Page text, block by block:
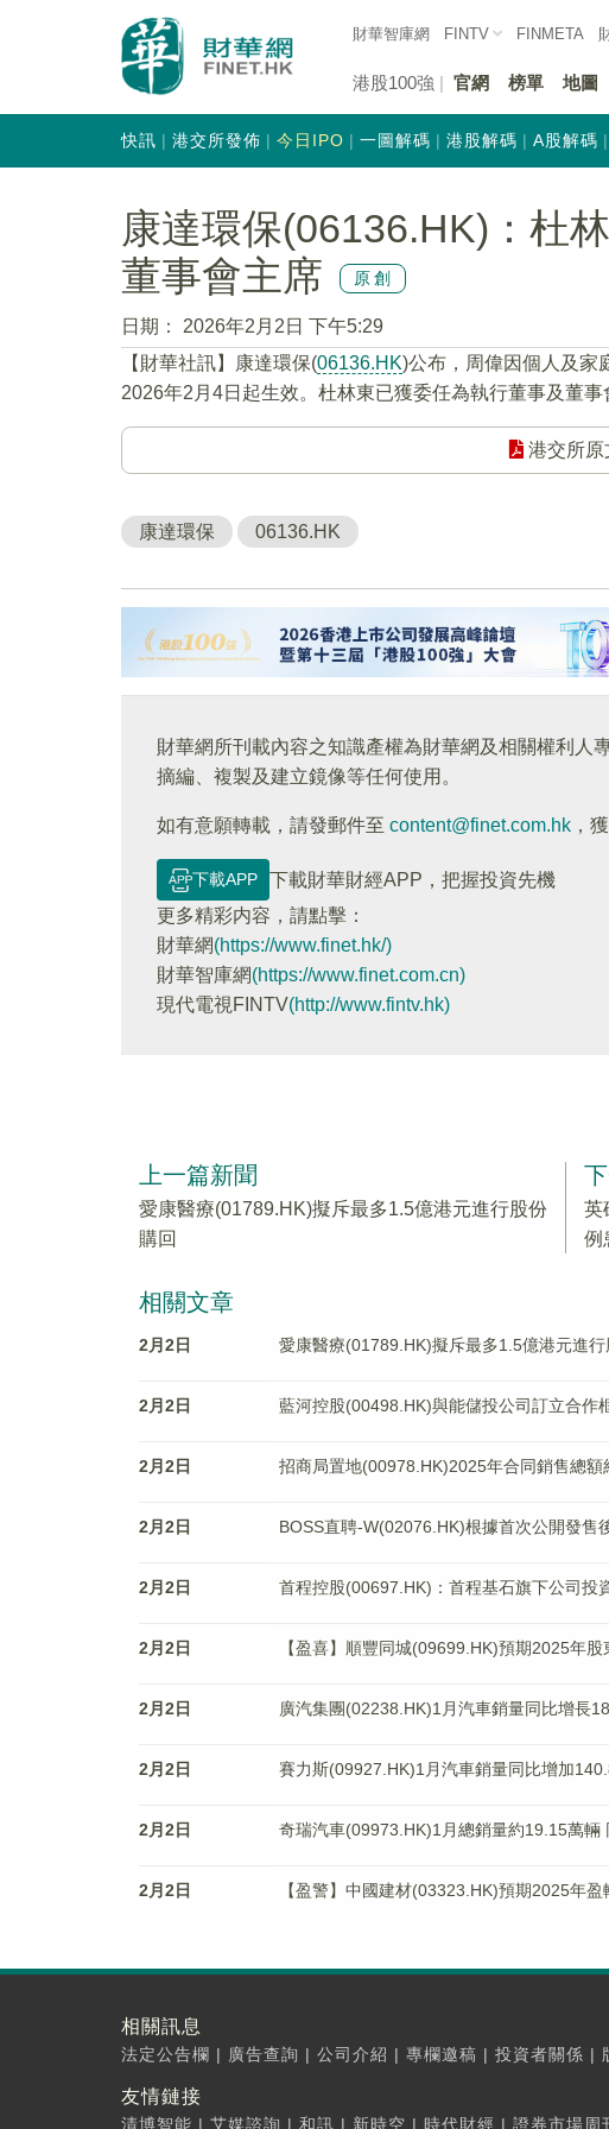
財華智庫網 FINTV FINMETA
港股100強 官網 榜單 地圖
快訊 港交所發佈 今日IPO 一圖解碼 港股解碼 A股解碼
康達環保(06136.HK)：杜
董事會主席
原創
日期：
2026年2月2日 下午5:29
​【財華社訊】康達環保(06136.HK)公布，周偉因個人及家
2026年2月4日起生效。杜林東已獲委任為執行董事及董事
港交所原
康達環保 06136.HK
財華網所刊載內容之知識產權為財華網及相關權利人
摘編、複製及建立鏡像等任何使用。
如有意願轉載，請發郵件至 content@finet.com.hk ，
下載APP
下載財華財經APP，把握投資先機
更多精彩内容，請點擊：
財華網(https://www.finet.hk/)
財華智庫網(https://www.finet.com.cn)
現代電視FINTV(http://www.fintv.hk)
上一篇新聞
愛康醫療(01789.HK)擬斥最多1.5億港元進行股份
購回
英
例
相關文章
2月2日 愛康醫療(01789.HK)擬斥最多1.5億港元進行
2月2日 藍河控股(00498.HK)與能儲投公司訂立合作
2月2日 招商局置地(00978.HK)2025年​合同銷售總額
2月2日 BOSS直聘-W(02076.HK)根據首次公開發售
2月2日 首程控股(00697.HK)：首程基石旗下公司投
2月2日 【盈喜】順豐同城(09699.HK)預期2025年
2月2日 廣汽集團(02238.HK)1月汽車銷量同比增長
2月2日 賽力斯(09927.HK)1月汽車銷量同比增加
2月2日 奇瑞汽車(09973.HK)1月總銷量約19.15萬輛
2月2日 【盈警】中國建材(03323.HK)預期2025年
相關訊息
法定公告欄 | 廣告查詢 | 公司介紹 | 專欄邀稿 | 投資者關係 |
友情鏈接
清博智能 | 艾媒諮詢 | 和訊 | 新時空 | 時代財經 | 證券市場周